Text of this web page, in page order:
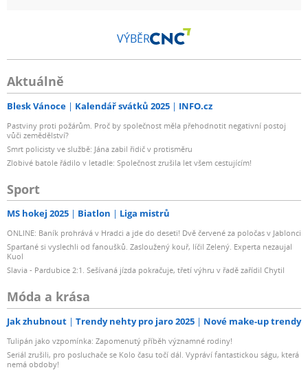
VÝBĚR
Aktuálně
Blesk Vánoce Kalendář svátků 2025 INFO.cz
Pastviny proti požárům. Proč by společnost měla přehodnotit negativní postoj
vůči zemědělství?
Smrt policisty ve službě: Jána zabil řidič v protisměru
Zlobivé batole řádilo v letadle: Společnost zrušila let všem cestujícím!
Sport
MS hokej 2025 Biatlon Liga mistrů
ONLINE: Baník prohrává v Hradci a jde do deseti! Dvě červené za poločas v Jablonci
Sparťané si vyslechli od fanoušků. Zasloužený kouř, líčil Zelený. Experta nezaujal
Kuol
Slavia - Pardubice 2:1. Sešívaná jízda pokračuje, třetí výhru v řadě zařídil Chytil
Móda a krása
Jak zhubnout Trendy nehty pro jaro 2025 Nové make-up trendy
Tulipán jako vzpomínka: Zapomenutý příběh významné rodiny!
Seriál zrušili, pro posluchače se Kolo času točí dál. Vypráví fantastickou ságu, která
nemá obdoby!